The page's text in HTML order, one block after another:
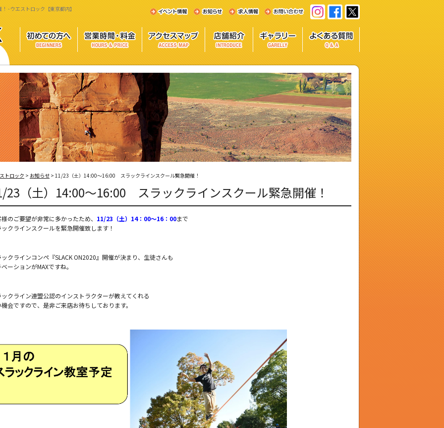
- ウエストロック【東京都内】
トロック > お知らせ > 11/23（土）14:00〜16:00 スラックラインスクール緊急開催！
23（土）14:00〜16:00 スラックラインスクール緊急開催！
のご要望が非常に多かったため、 11/23（土）14：00〜16：00まで
クラインスクールを緊急開催致します！
クラインコンペ『SLACK ON2020』開催が決まり、生徒さんも
ーションがMAXですね。
クライン連盟公認のインストラクターが教えてくれる
会ですので、是非ご来店お待ちしております。